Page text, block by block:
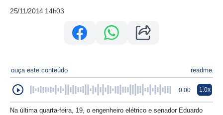
25/11/2014 14h03
ouça este conteúdo readme
0:00 1.0x
Na última quarta-feira, 19, o engenheiro elétrico e senador Eduardo